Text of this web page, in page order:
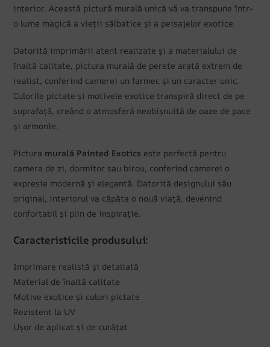
interior. Această pictură murală unică vă va transpune într-
o lume magică a vieții sălbatice și a peisajelor exotice.
Datorită imprimării atent realizate și a materialului de
înaltă calitate, pictura murală de perete arată extrem de
realist, conferind camerei un farmec și un caracter unic.
Culorile pictate și motivele exotice transpiră direct de pe
suprafață, creând o atmosferă neobișnuită de oaze de pace
și armonie.
Pictura murală Painted Exotics este perfectă pentru
camera de zi, dormitor sau birou, conferind camerei o
expresie modernă și elegantă. Datorită designului său
original, interiorul va căpăta o nouă viață, devenind
confortabil și plin de inspirație.
Caracteristicile produsului:
Imprimare realistă și detaliată
Material de înaltă calitate
Motive exotice și culori pictate
Rezistent la UV
Ușor de aplicat și de curățat